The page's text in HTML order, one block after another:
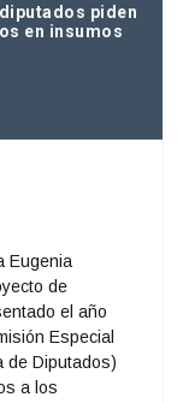
piden
en insumos
Eugenia
de
el año
Especial
de Diputados)
a los